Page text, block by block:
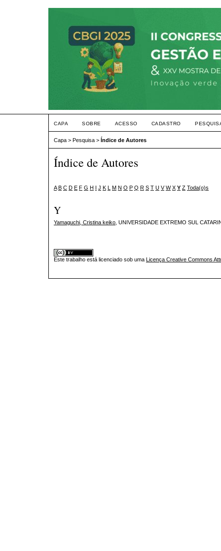
CAPA SOBRE ACESSO CADASTRO
Capa > Pesquisa > Índice de Autores
Índice de Autores
A B C D E F G H I J K L M N O P Q R S T U V W X Y Z Toda(o)s
Y
Yamaguchi, Cristina keiko , UNIVERSIDADE EXTREMO SUL
Este trabalho está licenciado sob uma Licença Creative Commons